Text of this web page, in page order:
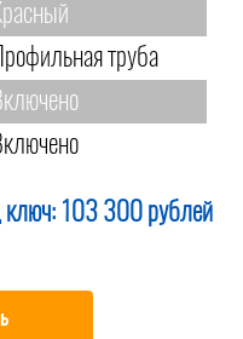
Профильная труба
ключ: 103 300 рублей